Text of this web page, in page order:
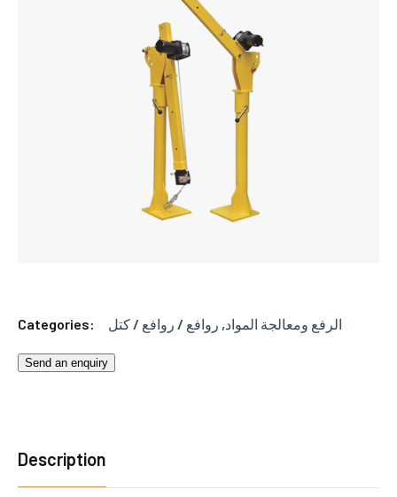
Categories: الرفع ومعالجة المواد, روافع / روافع / كتل
Send an enquiry
Description